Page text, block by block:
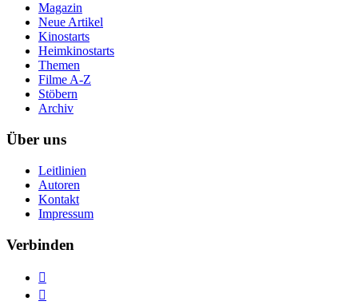
Magazin
Neue Artikel
Kinostarts
Heimkinostarts
Themen
Filme A-Z
Stöbern
Archiv
Über uns
Leitlinien
Autoren
Kontakt
Impressum
Verbinden

